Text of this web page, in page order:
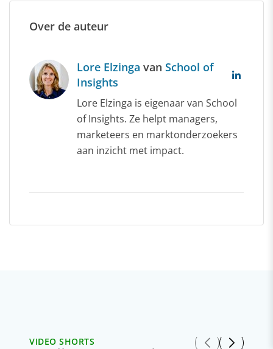
Over de auteur
Lore Elzinga van School of
Insights
Lore Elzinga is eigenaar van School
of Insights. Ze helpt managers,
marketeers en marktonderzoekers
aan inzicht met impact.
VIDEO SHORTS